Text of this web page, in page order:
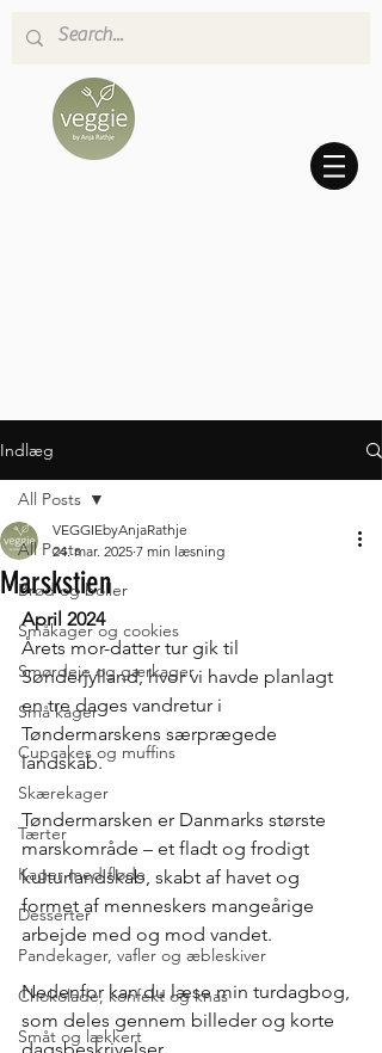
Indlæg
All Posts
Brød og boller
Småkager og cookies
Smørdeje og gærkager
Små kager
Cupcakes og muffins
Skærekager
Tærter
Kager med fløde
Desserter
Pandekager, vafler og æbleskiver
Chokolade, konfekt og knas
Småt og lækkert
All Posts
Marskstien
VEGGIEbyAnjaRathje
24. mar. 2025 7 min læsning
April 2024
Årets mor-datter tur gik til
Sønderjylland, hvor vi havde planlagt
en tre dages vandretur i
Tøndermarskens særprægede
landskab.
Tøndermarsken er Danmarks største
marskområde – et fladt og frodigt
kulturlandskab, skabt af havet og
formet af menneskers mangeårige
arbejde med og mod vandet.
Nedenfor kan du læse min turdagbog,
som deles gennem billeder og korte